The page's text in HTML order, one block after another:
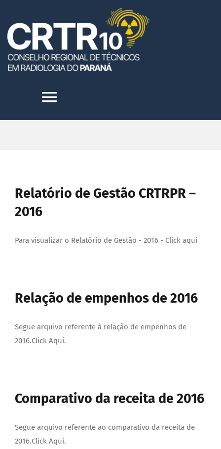
content
Toggle
GALERIA DE FOTOS
FALE CONOSCO
Relatório de Gestão CRTRPR –
2016
Para visualizar o Relatório de Gestão - 2016 - Click aqui
Relação de empenhos de 2016
Segue arquivo referente à relação de empenhos de
2016.Click Aqui.
Comparativo da receita de 2016
Segue arquivo referente ao comparativo da receita de
2016.Click Aqui.